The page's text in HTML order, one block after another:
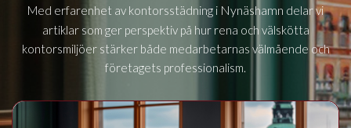
Med erfarenhet av kontorsstädning i Nynäshamn delar vi
artiklar som ger perspektiv på hur rena och välskötta
kontorsmiljöer stärker både medarbetarnas välmående och
företagets professionalism.